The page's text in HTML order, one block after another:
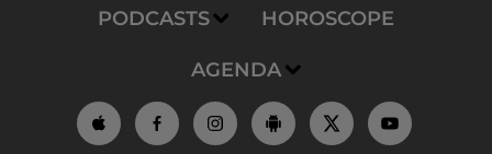
PODCASTS HOROSCOPE
AGENDA